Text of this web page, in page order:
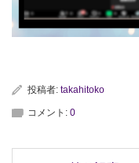
投稿者: takahitoko
コメント: 0